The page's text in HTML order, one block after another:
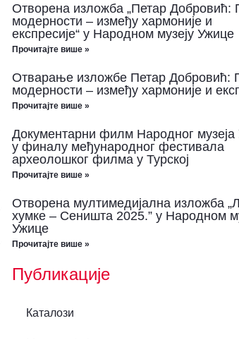
Отворена изложба „Петар Добровић:
модерности – између хармоније и
експресије“ у Народном музеју Ужице
Прочитајте више »
Отварање изложбе Петар Добровић:
модерности – између хармоније и
Прочитајте више »
Документарни филм Народног музеја
у финалу међународног фестивала
археолошког филма у Турској
Прочитајте више »
Отворена мултимедијална изложба
хумке – Сеништа 2025.” у Народном
Ужице
Прочитајте више »
Публикације
Каталози